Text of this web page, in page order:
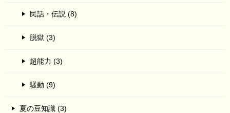
民話・伝説 (8)
脱獄 (3)
超能力 (3)
騒動 (9)
夏の豆知識 (3)